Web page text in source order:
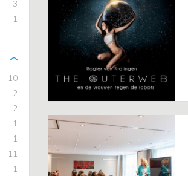
3
1
10
2
2
1
1
11
1